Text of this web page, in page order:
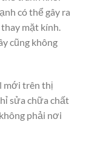
có thể gây ra
mặt kính.
cũng không
mới trên thị
sửa chữa chất
phải nơi